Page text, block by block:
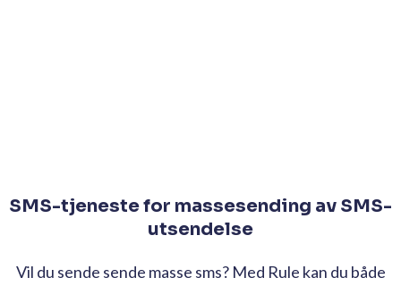
SMS-tjeneste for massesending av SMS-
utsendelse
Vil du sende sende masse sms? Med Rule kan du både